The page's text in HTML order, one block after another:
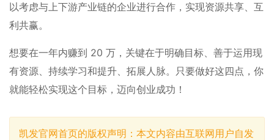
以考虑与上下游产业链的企业进行合作，实现资源共享、互
利共赢。
想要在一年内赚到 20 万，关键在于明确目标、善于运用现
有资源、持续学习和提升、拓展人脉。只要做好这四点，你
就能轻松实现这个目标，迈向创业成功！
凯发官网首页的版权声明：本文内容由互联网用户自发